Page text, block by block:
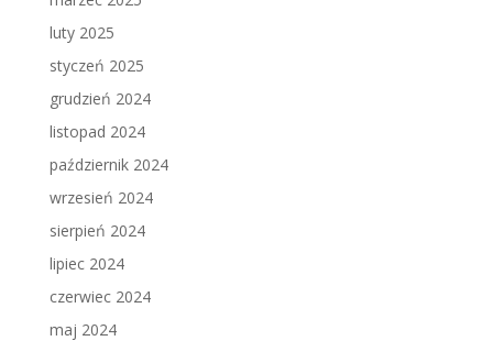
luty 2025
styczeń 2025
grudzień 2024
listopad 2024
październik 2024
wrzesień 2024
sierpień 2024
lipiec 2024
czerwiec 2024
maj 2024